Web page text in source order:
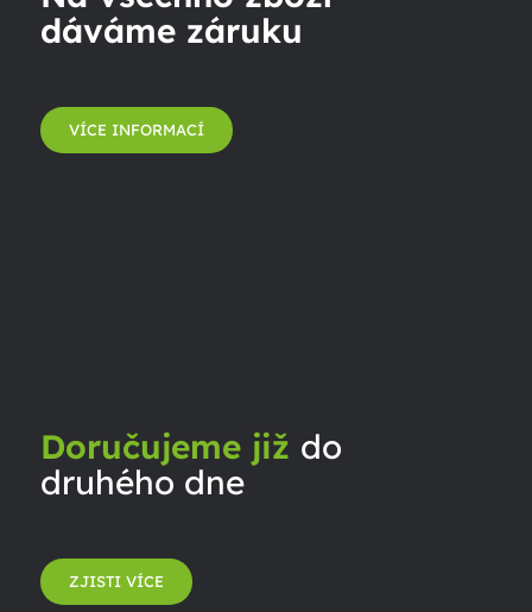
dáváme záruku
VÍCE INFORMACÍ
Doručujeme již do
druhého dne
ZJISTI VÍCE